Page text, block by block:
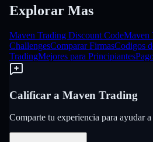
Explorar Mas
Maven Trading Discount CodeMaven
ChallengesComparar FirmasCodigos
TradingMejores para Principiantes
Calificar a Maven Trading
Comparte tu experiencia para ayudar